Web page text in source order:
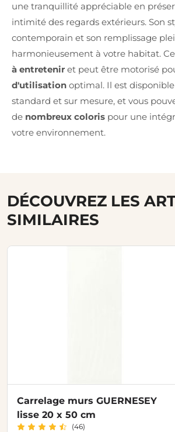
une tranquillité appréciable en
intimité des regards extérieurs. Son
contemporain et son remplissage
harmonieusement à votre habitat.
à entretenir et peut être motorisé
d'utilisation optimal. Il est
standard et sur mesure, et vous
de nombreux coloris pour une
votre environnement.
DÉCOUVREZ LES
SIMILAIRES
Carrelage murs GUERNESEY
lisse 20 x 50 cm
(46)